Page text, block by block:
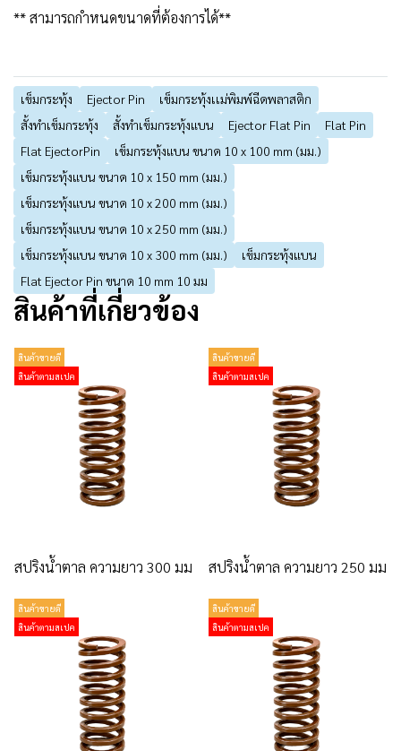
** สามารถกำหนดขนาดที่ต้องการได้**
เข็มกระทุ้ง Ejector Pin
เข็มกระทุ้งเเม่พิมพ์ฉีดพลาสติก
สั้งทำเข็มกระทุ้ง
สั้งทำเข็มกระทุ้งแบน Ejector Flat Pin
Flat Pin
Flat EjectorPin
เข็มกระทุ้งแบน ขนาด 10 x 100 mm (มม.)
เข็มกระทุ้งแบน ขนาด 10 x 150 mm (มม.)
เข็มกระทุ้งแบน ขนาด 10 x 200 mm (มม.)
เข็มกระทุ้งแบน ขนาด 10 x 250 mm (มม.)
เข็มกระทุ้งแบน ขนาด 10 x 300 mm (มม.)
เข็มกระทุ้งแบน
Flat Ejector Pin ขนาด 10 mm 10 มม
สินค้าที่เกี่ยวข้อง
สินค้าขายดี
สินค้าตามสเปค
สปริงน้ำตาล ความยาว 300 มม
สินค้าขายดี
สินค้าตามสเปค
สปริงน้ำตาล ความยาว 250 มม
สินค้าขายดี
สินค้าตามสเปค
สินค้าขายดี
สินค้าตามสเปค